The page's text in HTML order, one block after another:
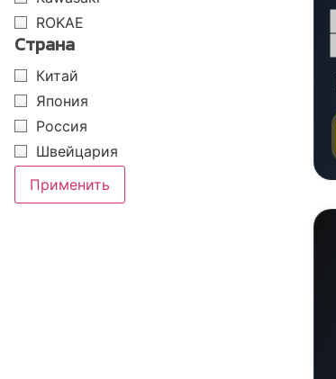
ROKAE
Страна
Китай
Япония
Россия
Швейцария
Применить